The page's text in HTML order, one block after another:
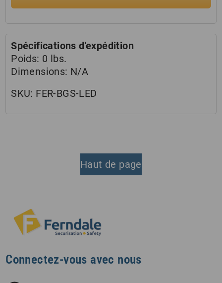
Spécifications d'expédition
Poids: 0 lbs.
Dimensions: N/A
SKU: FER-BGS-LED
Haut de page
Connectez-vous avec nous